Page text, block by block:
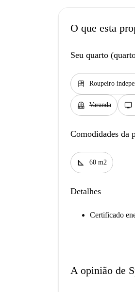
O que esta
Seu quarto
dresser Roupeiro
balcony Varanda tv
Comodidades da
square_foot 60 m2
Detalhes
Certificado
A opinião de